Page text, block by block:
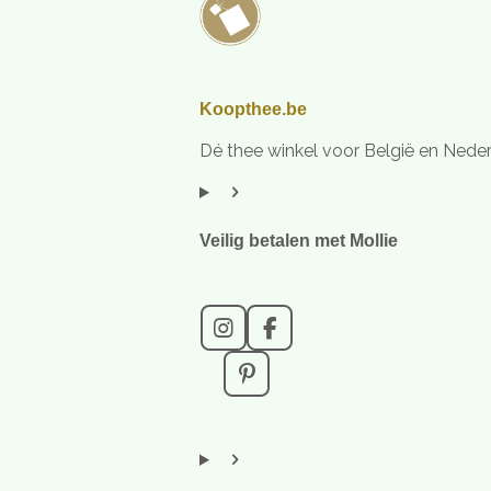
Koopthee.be
Dé thee winkel voor België en
Veilig betalen met Mollie
I
n
t
F
a
e
P
i